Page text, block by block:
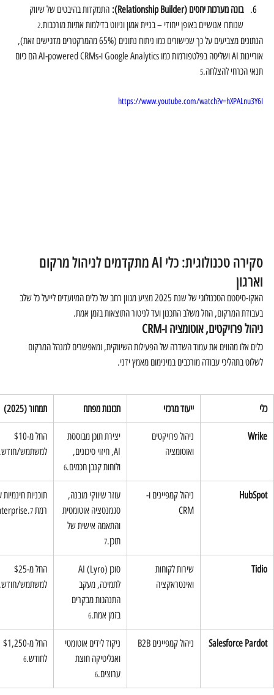
בונה מערכות יחסים (Relationship Builder):
התמקדות בהיבטים של שיווק
שנותרו אנושיים באופן ייחודי – בניית אמון וניווט בדילמות אתיות מורכבות.2
הנתונים מצביעים על כך שכישורים כמו ניתוח נתונים (65% מהמרקטרים מדגישים זאת),
אוריינות AI ושליטה בפלטפורמות כמו Google Analytics ו-AI-powered CRMs הם כיום
תנאי הכרחי להצלחה.5
https://www.youtube.com/watch?v=hXPALnu3Y6I
סקירה טכנולוגית: כלי AI מתקדמים לניהול מרקום
וארגון
האקו-סיסטם הטכנולוגי של שנת 2025 מציע מגוון רחב של כלים המיועדים לייעל כל שלב
בעבודת המרקום, החל משלב התכנון ועד לניטור התוצאות בזמן אמת.
ניהול פרויקטים, אוטומציה ו-CRM
כלים אלו מהווים את עמוד השדרה של הפעילות השיווקית, ומאפשרים למנהל המרקום
לשלוט בתהליכי עבודה מורכבים במינימום מאמץ ידני.
כלי ייעוד מרכזי תכונות מפתח תמחור (2025)
Wrike
ניהול פרויקטים
ואוטומציה
יצירת תוכן מבוססת
AI, חיזוי סיכונים,
ולוחות קנבן חכמים.6
למשתמש/
HubSpot
ניהול קמפיינים ו-
CRM
עוזר שיווקי מובנה,
סגמנטציה אוטומטית
והתאמה אישית של
תוכן.7
תוכניות
רמת Enterprise.7
Tidio
שירות לקוחות
ואינטראקציה
לתמיכה, מעקב
התנהגות מבקרים
בזמן אמת.6
למשתמש/
Salesforce Pardot ניהול קמפיינים B2B
ניקוד לידים אוטומטי
ואנליטיקה חוצת
ערוצים.6
לחודש.6